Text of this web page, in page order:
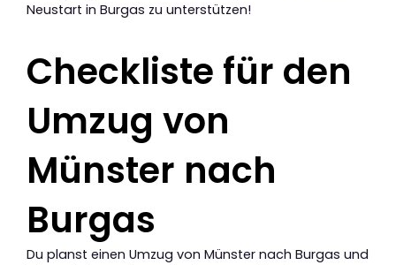
Neustart in Burgas zu unterstützen!
Checkliste für den
Umzug von
Münster nach
Burgas
Du planst einen Umzug von Münster nach Burgas und